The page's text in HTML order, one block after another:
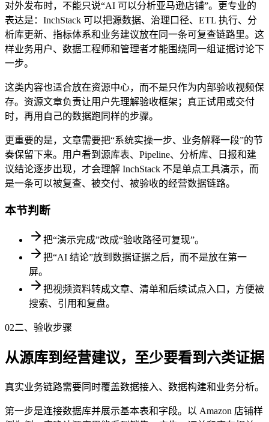
对外发布时，不能只说“AI 可以分析亚马逊店铺”。更专业的
表达是：InchStack 可以把源数据、治理口径、ETL 执行、分
析库更新、指标体系和业务建议放在同一条可复查链路里。这
样业务用户、数据工程师和管理者才能围绕同一组证据讨论下
一步。
这类内容也适合放在资源中心，而不是只作为内部验收视频保
存。资源文章负责让用户先理解验收框架；真正试用或交付
时，再用自己的数据跑同样的步骤。
更重要的是，文章需要把“系统实操一步、业务解释一段”的节
奏保留下来。用户看到源库表、Pipeline、分析库、日报和建
议结论逐步出现，才会理解 InchStack 不是单点工具演示，而
是一条可以被复查、被交付、被验收的经营数据链路。
本节判断
把“演示完成”改成“验收路径可复现”。
把“AI 结论”放到数据证据之后，而不是放在第一
屏。
把视频资料转成文章、清单和后续试点入口，方便被
搜索、引用和复盘。
02二、验收步骤
从源库到经营建议，至少要看到六类证据
真实业务链路需要同时覆盖数据接入、数据构建和业务分析。
第一步是连接数据库并展示基本表和字段。以 Amazon 店铺样